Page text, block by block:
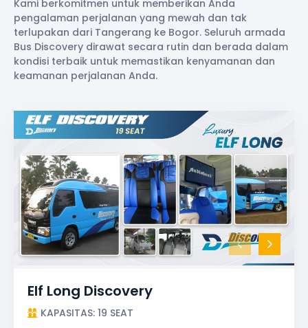
Kami berkomitmen untuk memberikan Anda
pengalaman perjalanan yang mewah dan tak
terlupakan dari Tangerang ke Bogor. Seluruh armada
Bus Discovery dirawat secara rutin dan berada dalam
kondisi terbaik untuk memastikan kenyamanan dan
keamanan perjalanan Anda.
Elf Long Discovery
KAPASITAS: 19 SEAT